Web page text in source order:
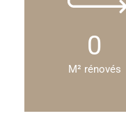
0
M² rénovés